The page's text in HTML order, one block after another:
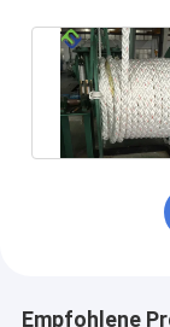
Empfohlene